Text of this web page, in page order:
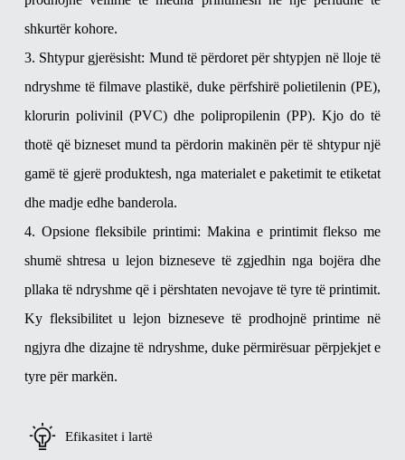
shkurtër kohore.
3. Shtypur gjerësisht: Mund të përdoret për shtypjen në lloje të
ndryshme të filmave plastikë, duke përfshirë polietilenin (PE),
klorurin polivinil (PVC) dhe polipropilenin (PP). Kjo do të
thotë që bizneset mund ta përdorin makinën për të shtypur një
gamë të gjerë produktesh, nga materialet e paketimit te etiketat
dhe madje edhe banderola.
4. Opsione fleksibile printimi: Makina e printimit flekso me
shumë shtresa u lejon bizneseve të zgjedhin nga bojëra dhe
pllaka të ndryshme që i përshtaten nevojave të tyre të printimit.
Ky fleksibilitet u lejon bizneseve të prodhojnë printime në
ngjyra dhe dizajne të ndryshme, duke përmirësuar përpjekjet e
tyre për markën.
Efikasitet i lartë